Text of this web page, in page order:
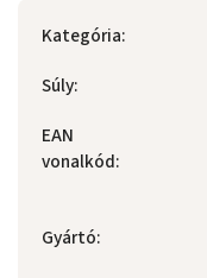
Kategória:
Súly:
EAN
vonalkód:
Gyártó: